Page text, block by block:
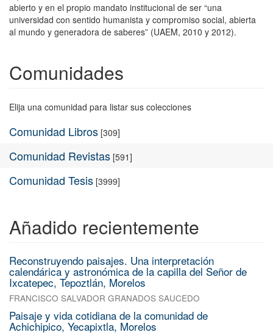
abierto y en el propio mandato institucional de ser “una
universidad con sentido humanista y compromiso social, abierta
al mundo y generadora de saberes” (UAEM, 2010 y 2012).
Comunidades
Elija una comunidad para listar sus colecciones
Comunidad Libros [309]
Comunidad Revistas [591]
Comunidad Tesis [3999]
Añadido recientemente
Reconstruyendo paisajes. Una interpretación
calendárica y astronómica de la capilla del Señor de
Ixcatepec, Tepoztlán, Morelos
FRANCISCO SALVADOR GRANADOS SAUCEDO
Paisaje y vida cotidiana de la comunidad de
Achichipico, Yecapixtla, Morelos